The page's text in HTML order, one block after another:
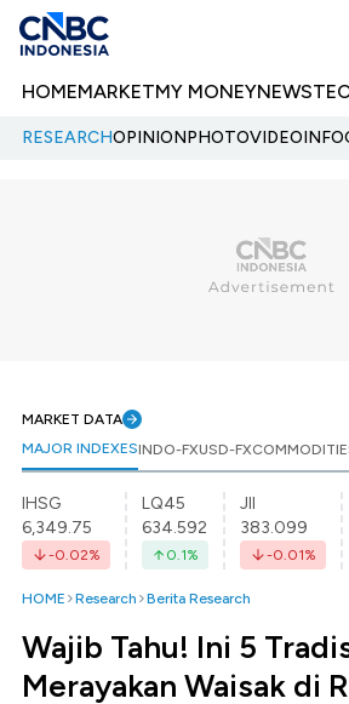
HOMEMARKETMY MONEYNEWS
RESEARCHOPINIONPHOTOVIDEO
MARKET DATA
MAJOR INDEXESINDO-FXUSD-FX
IHSG
6,349.75
-0.02%
LQ45
634.592
0.1%
JII
383.099
-0.01%
HOME Research Berita Research
Wajib Tahu! Ini 5
Merayakan Waisak di